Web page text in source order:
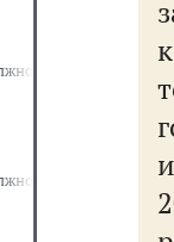
лиц,
лиц,